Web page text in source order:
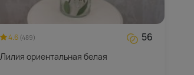
4.6 (489) 56
Лилия ориентальная белая